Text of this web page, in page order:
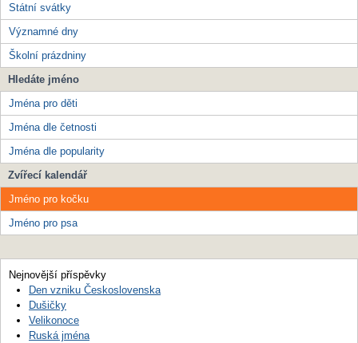
Státní svátky
Významné dny
Školní prázdniny
Hledáte jméno
Jména pro děti
Jména dle četnosti
Jména dle popularity
Zvířecí kalendář
Jméno pro kočku
Jméno pro psa
Nejnovější příspěvky
Den vzniku Československa
Dušičky
Velikonoce
Ruská jména